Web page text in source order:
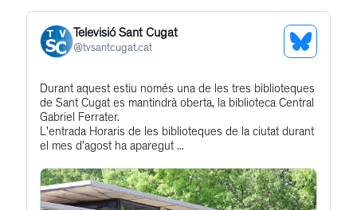
Televisió Sant Cugat
@tvsantcugat.cat
See
Profile
Get
to
this
Durant aquest estiu només una de les tres biblioteques
de Sant Cugat es mantindrà oberta, la biblioteca Central
Gabriel Ferrater.
L'entrada Horaris de les biblioteques de la ciutat durant
el mes d’agost ha aparegut ...